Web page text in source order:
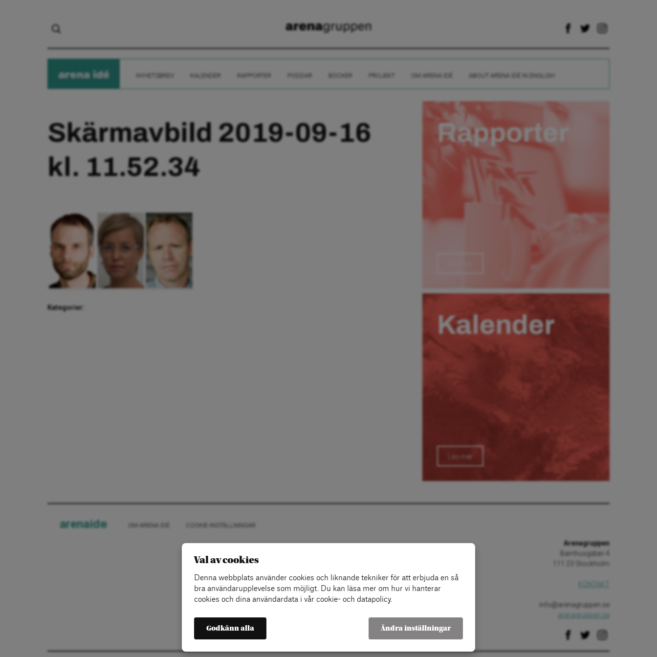
arenaide KALENDER RAPPORTER BÖCKER PROJEKT OM ARENA IDÉ ABOUT ARENA IDÉ IN ENGLISH
Skärmavbild 2019-09-16
kl. 11.52.34
Kategorier:
Rapporter
Kalender
Läs mer
arenaide OM ARENA IDÉ COOKIE-INSTÄLLNINGAR
Arenagruppen
Barnhusgatan 4
111 23 Stockholm
info@arenagruppen.se
arenagruppen.se
Val av cookies
Denna webbplats använder cookies och liknande tekniker för att erbjuda en så
bra användarupplevelse som möjligt. Du kan läsa mer om hur vi hanterar
cookies och dina användardata i vår cookie- och datapolicy.
Godkänn alla Ändra inställningar